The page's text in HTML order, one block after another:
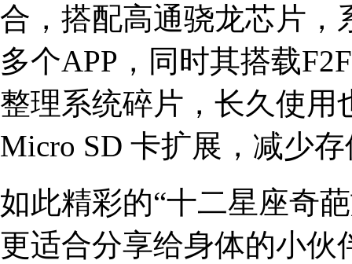
合，搭配高通骁龙芯片，
多个APP，同时其搭载
整理系统碎片，长久使用
Micro SD 卡扩展，减少
如此精彩的“十二星座奇
更适合分享给身体的小伙